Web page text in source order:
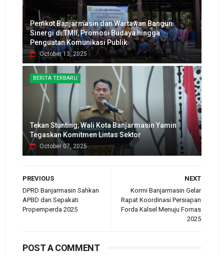
Pemkot Banjarmasin dan Wartawan Bangun
Sinergi di TMII, Promosi Budaya hingga
Penguatan Komunikasi Publik
October 13, 2025
BERITA TERBARU
Tekan Stunting, Wali Kota Banjarmasin Yamin
Tegaskan Komitmen Lintas Sektor
October 07, 2025
NEXT
Kormi Banjarmasin Gelar
Rapat Koordinasi Persiapan
Forda Kalsel Menuju Fornas
2025
PREVIOUS
DPRD Banjarmasin Sahkan
APBD dan Sepakati
Propemperda 2025
POST A COMMENT